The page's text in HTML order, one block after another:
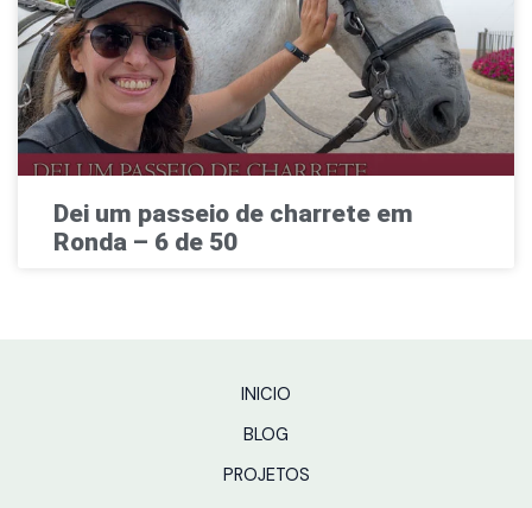
Dei um passeio de charrete em
Ronda – 6 de 50
INICIO
BLOG
PROJETOS